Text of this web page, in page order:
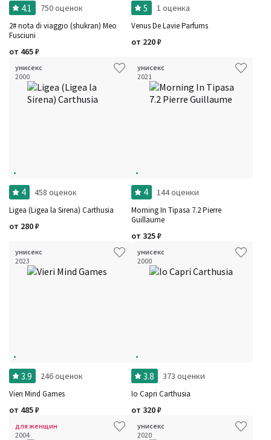
4.1 750 оценок
2# nota di viaggio (shukran) Meo
Fusciuni
от 465₽
5 1 оценка
Venus De Lavie Parfums
от 220₽
унисекс
2000
4 458 оценок
Ligea (Ligea la Sirena) Carthusia
от 280₽
унисекс
2021
4 144 оценки
Morning In Tipasa 7.2 Pierre
Guillaume
от 325₽
унисекс
2023
3.9 246 оценок
Vieri Mind Games
от 485₽
унисекс
2000
3.8 373 оценки
Io Capri Carthusia
от 320₽
для женщин
2004
унисекс
2020